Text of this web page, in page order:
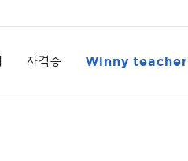
자격증 Winny teacher